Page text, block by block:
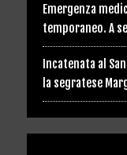
Emergenza
temporaneo. A
Incatenata al
la segratese